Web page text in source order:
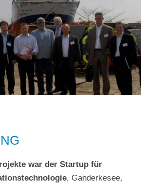
war der Startup für
, Ganderkesee,